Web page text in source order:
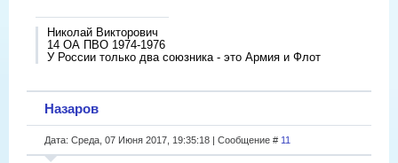
Николай Викторович
14 ОА ПВО 1974-1976
У России только два союзника - это Армия и Флот
Назаров
Дата: Среда, 07 Июня 2017, 19:35:18 | Сообщение # 11